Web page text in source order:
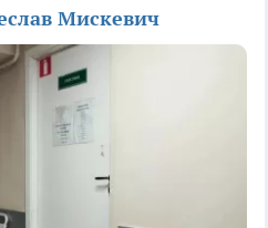
Мискевич